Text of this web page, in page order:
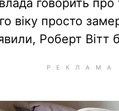
говорить
віку просто
Роберт Вітт